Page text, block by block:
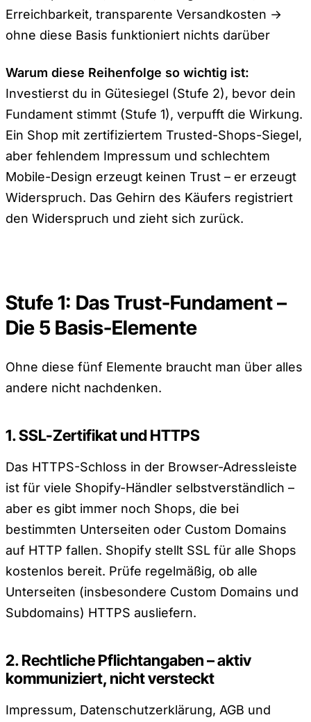
Erreichbarkeit, transparente Versandkosten →
ohne diese Basis funktioniert nichts darüber
Warum diese Reihenfolge so wichtig ist:
Investierst du in Gütesiegel (Stufe 2), bevor dein
Fundament stimmt (Stufe 1), verpufft die Wirkung.
Ein Shop mit zertifiziertem Trusted-Shops-Siegel,
aber fehlendem Impressum und schlechtem
Mobile-Design erzeugt keinen Trust – er erzeugt
Widerspruch. Das Gehirn des Käufers registriert
den Widerspruch und zieht sich zurück.
Stufe 1: Das Trust-Fundament –
Die 5 Basis-Elemente
Ohne diese fünf Elemente braucht man über alles
andere nicht nachdenken.
1. SSL-Zertifikat und HTTPS
Das HTTPS-Schloss in der Browser-Adressleiste
ist für viele Shopify-Händler selbstverständlich –
aber es gibt immer noch Shops, die bei
bestimmten Unterseiten oder Custom Domains
auf HTTP fallen. Shopify stellt SSL für alle Shops
kostenlos bereit. Prüfe regelmäßig, ob alle
Unterseiten (insbesondere Custom Domains und
Subdomains) HTTPS ausliefern.
2. Rechtliche Pflichtangaben – aktiv
kommuniziert, nicht versteckt
Impressum, Datenschutzerklärung, AGB und